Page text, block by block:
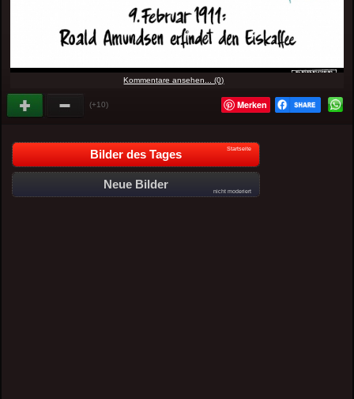
Kommentare ansehen... (0)
(+10) Merken
Bilder des Tages Startseite
Neue Bilder
nicht moderiert